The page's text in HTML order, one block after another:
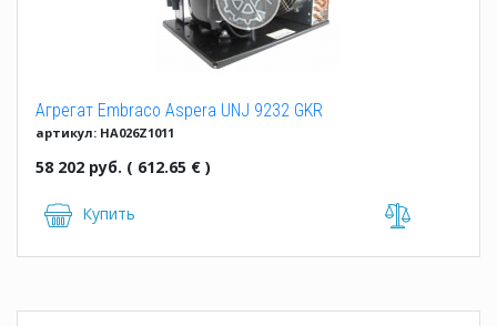
Агрегат Embraco Aspera UNJ 9232 GKR
артикул: HA026Z1011
58 202 руб. ( 612.65 € )
Купить